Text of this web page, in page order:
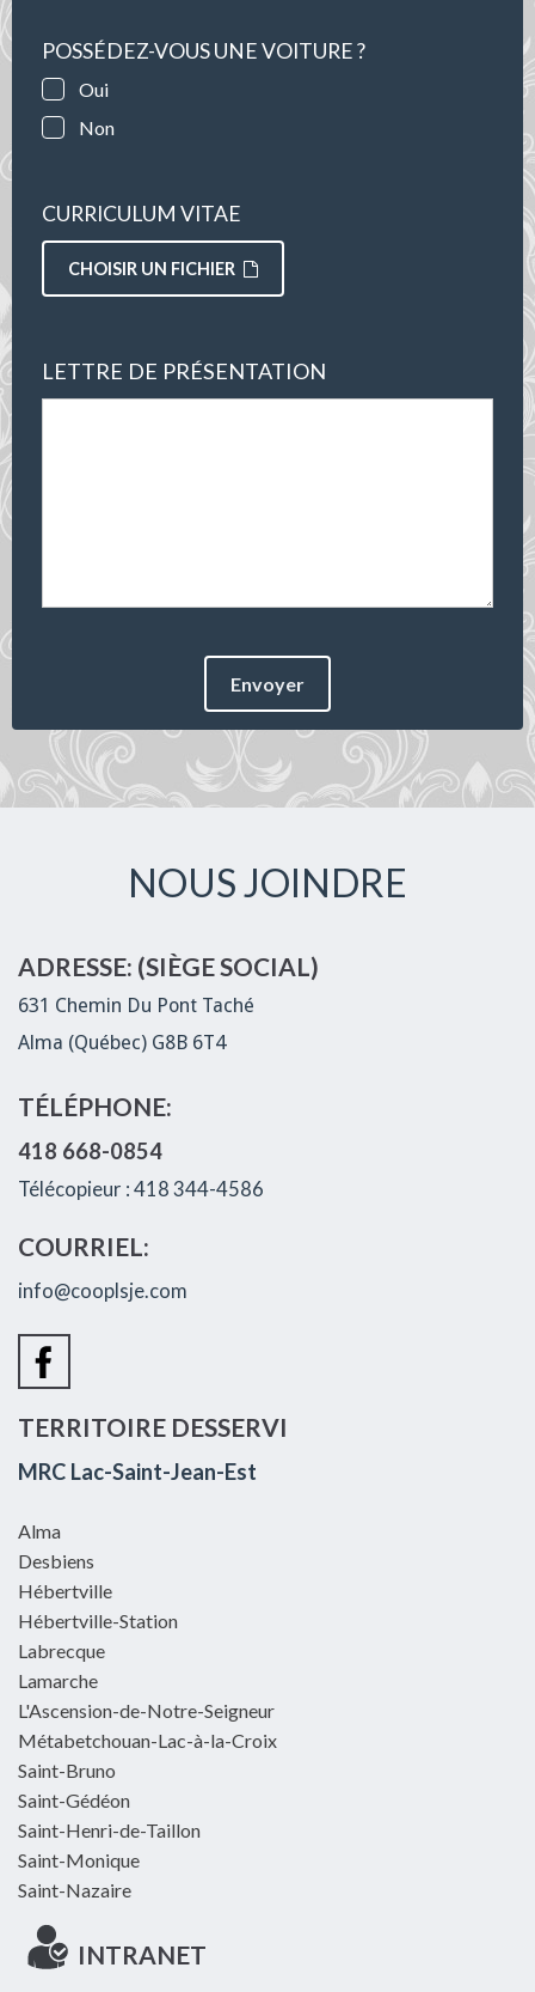
POSSÉDEZ-VOUS UNE VOITURE ?
Oui
Non
CURRICULUM VITAE
CHOISIR UN FICHIER
LETTRE DE PRÉSENTATION
Envoyer
NOUS JOINDRE
ADRESSE: (SIÈGE SOCIAL)
631 Chemin Du Pont Taché
Alma (Québec) G8B 6T4
TÉLÉPHONE:
418 668-0854
Télécopieur : 418 344-4586
COURRIEL:
info@cooplsje.com
TERRITOIRE DESSERVI
MRC Lac-Saint-Jean-Est
Alma
Desbiens
Hébertville
Hébertville-Station
Labrecque
Lamarche
L'Ascension-de-Notre-Seigneur
Métabetchouan-Lac-à-la-Croix
Saint-Bruno
Saint-Gédéon
Saint-Henri-de-Taillon
Saint-Monique
Saint-Nazaire
INTRANET